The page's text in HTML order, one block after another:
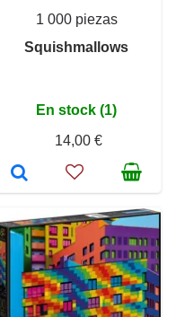
1 000 piezas
Squishmallows
En stock (1)
14,00 €